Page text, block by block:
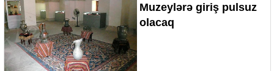
Muzeylərə giriş pulsuz
olacaq